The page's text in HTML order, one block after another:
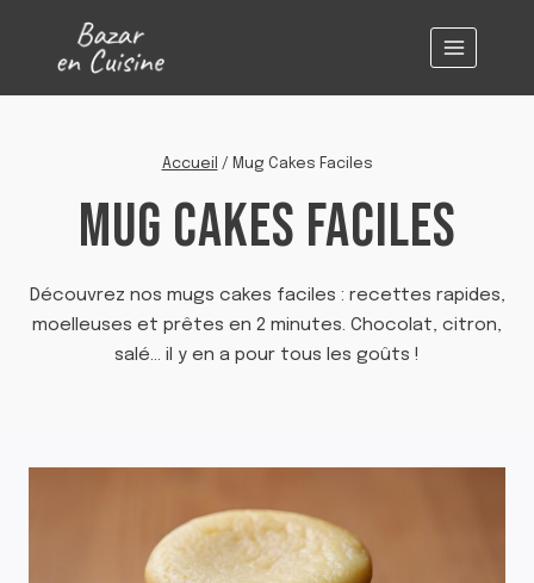
contenu
Accueil / Mug Cakes Faciles
MUG CAKES FACILES
Découvrez nos mugs cakes faciles : recettes rapides,
moelleuses et prêtes en 2 minutes. Chocolat, citron,
salé… il y en a pour tous les goûts !